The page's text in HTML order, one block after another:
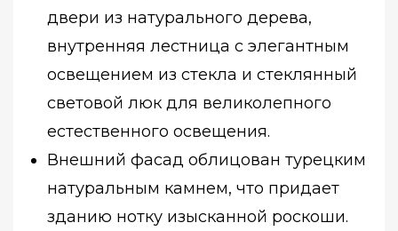
двери из натурального дерева,
внутренняя лестница с элегантным
освещением из стекла и стеклянный
световой люк для великолепного
естественного освещения.
Внешний фасад облицован турецким
натуральным камнем, что придает
зданию нотку изысканной роскоши.